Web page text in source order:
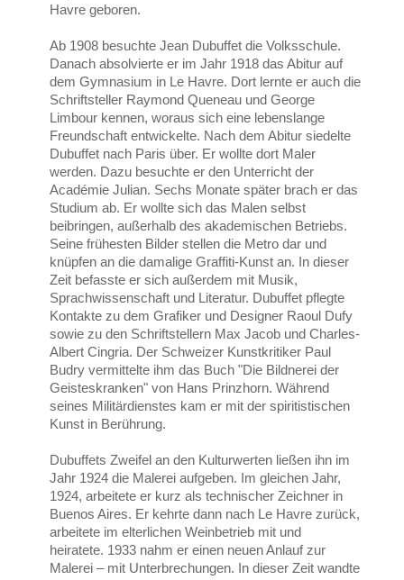
Havre geboren.
Ab 1908 besuchte Jean Dubuffet die Volksschule.
Danach absolvierte er im Jahr 1918 das Abitur auf
dem Gymnasium in Le Havre. Dort lernte er auch die
Schriftsteller Raymond Queneau und George
Limbour kennen, woraus sich eine lebenslange
Freundschaft entwickelte. Nach dem Abitur siedelte
Dubuffet nach Paris über. Er wollte dort Maler
werden. Dazu besuchte er den Unterricht der
Académie Julian. Sechs Monate später brach er das
Studium ab. Er wollte sich das Malen selbst
beibringen, außerhalb des akademischen Betriebs.
Seine frühesten Bilder stellen die Metro dar und
knüpfen an die damalige Graffiti-Kunst an. In dieser
Zeit befasste er sich außerdem mit Musik,
Sprachwissenschaft und Literatur. Dubuffet pflegte
Kontakte zu dem Grafiker und Designer Raoul Dufy
sowie zu den Schriftstellern Max Jacob und Charles-
Albert Cingria. Der Schweizer Kunstkritiker Paul
Budry vermittelte ihm das Buch "Die Bildnerei der
Geisteskranken" von Hans Prinzhorn. Während
seines Militärdienstes kam er mit der spiritistischen
Kunst in Berührung.
Dubuffets Zweifel an den Kulturwerten ließen ihn im
Jahr 1924 die Malerei aufgeben. Im gleichen Jahr,
1924, arbeitete er kurz als technischer Zeichner in
Buenos Aires. Er kehrte dann nach Le Havre zurück,
arbeitete im elterlichen Weinbetrieb mit und
heiratete. 1933 nahm er einen neuen Anlauf zur
Malerei – mit Unterbrechungen. In dieser Zeit wandte